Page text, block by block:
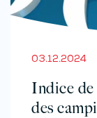
03.12.2024
Indice
des